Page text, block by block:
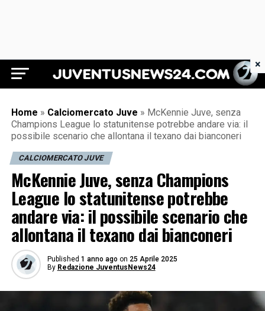
Juventus News 24
Home » Calciomercato Juve » McKennie Juve, senza
Champions League lo statunitense potrebbe andare via: il
possibile scenario che allontana il texano dai bianconeri
CALCIOMERCATO JUVE
McKennie Juve, senza Champions
League lo statunitense potrebbe
andare via: il possibile scenario che
allontana il texano dai bianconeri
Published 1 anno ago on 25 Aprile 2025
By Redazione JuventusNews24
×